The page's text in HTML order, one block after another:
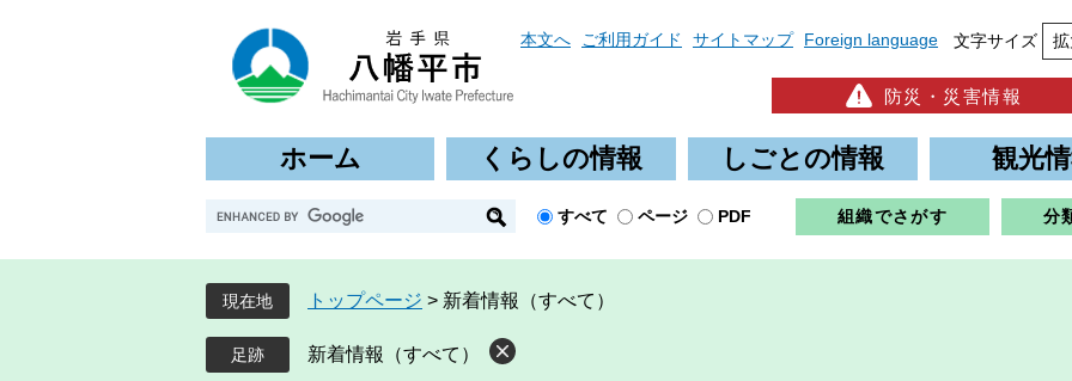
本文へ ご利用ガイド サイトマップ Foreign language 文字サイズ
防災・災害情報
ホーム くらしの情報 しごとの情報 観光
G
o
g
l
e
カ
すべて ページ PDF 組織でさがす 分
現在地 トップページ > 新着情報（すべて）
新着情報（すべて）